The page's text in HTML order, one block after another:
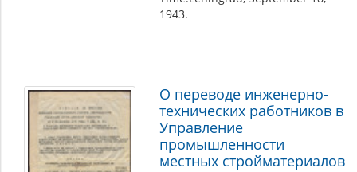
1943.
О переводе инженерно-
технических работников в
Управление
промышленности
местных стройматериалов